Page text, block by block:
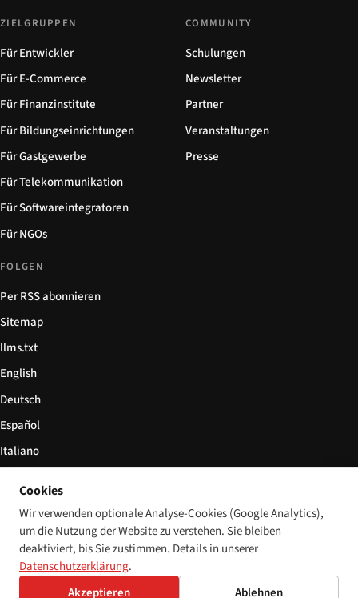
ZIELGRUPPEN
Für Entwickler
Für E-Commerce
Für Finanzinstitute
Für Bildungseinrichtungen
Für Gastgewerbe
Für Telekommunikation
Für Softwareintegratoren
Für NGOs
COMMUNITY
Schulungen
Newsletter
Partner
Veranstaltungen
Presse
FOLGEN
Per RSS abonnieren
Sitemap
llms.txt
English
Deutsch
Español
Italiano
© 2026 Disability World. Alle Rechte vorbehalten. Cookie-Einstellungen
EnglishDeutschEspañol 简体中文Polski
Cookies
Wir verwenden optionale Analyse-Cookies (Google Analytics),
um die Nutzung der Website zu verstehen. Sie bleiben
deaktiviert, bis Sie zustimmen. Details in unserer
Datenschutzerklärung.
Akzeptieren
Ablehnen